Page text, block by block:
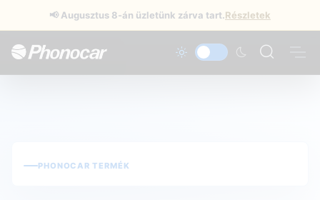
📢Augusztus 8-án üzletünk zárva tart.Részletek
PHONOCAR TERMÉK